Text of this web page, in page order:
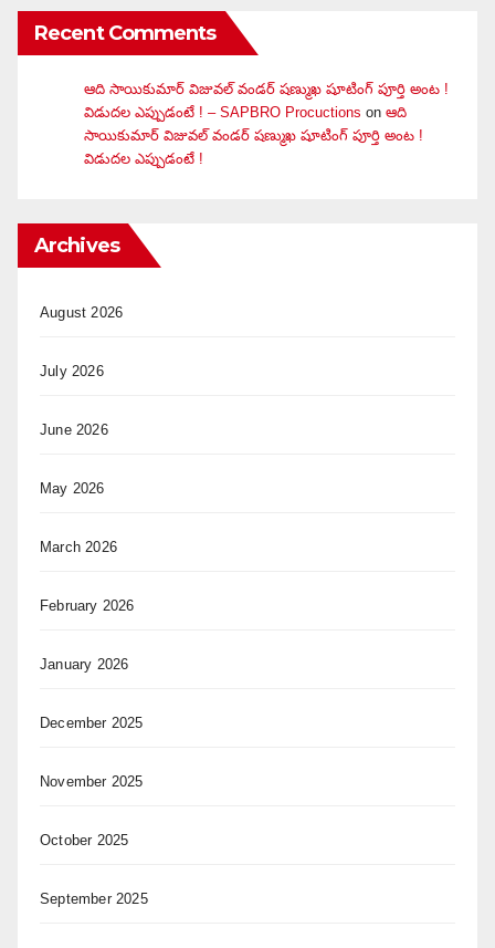
Recent Comments
ఆది సాయికుమార్ విజువ‌ల్ వండ‌ర్ ష‌ణ్ముఖ షూటింగ్ పూర్తి అంట !
విడుదల ఎప్పుడంటే ! – SAPBRO Procuctions on ఆది
సాయికుమార్ విజువ‌ల్ వండ‌ర్ ష‌ణ్ముఖ షూటింగ్ పూర్తి అంట !
విడుదల ఎప్పుడంటే !
Archives
August 2026
July 2026
June 2026
May 2026
March 2026
February 2026
January 2026
December 2025
November 2025
October 2025
September 2025